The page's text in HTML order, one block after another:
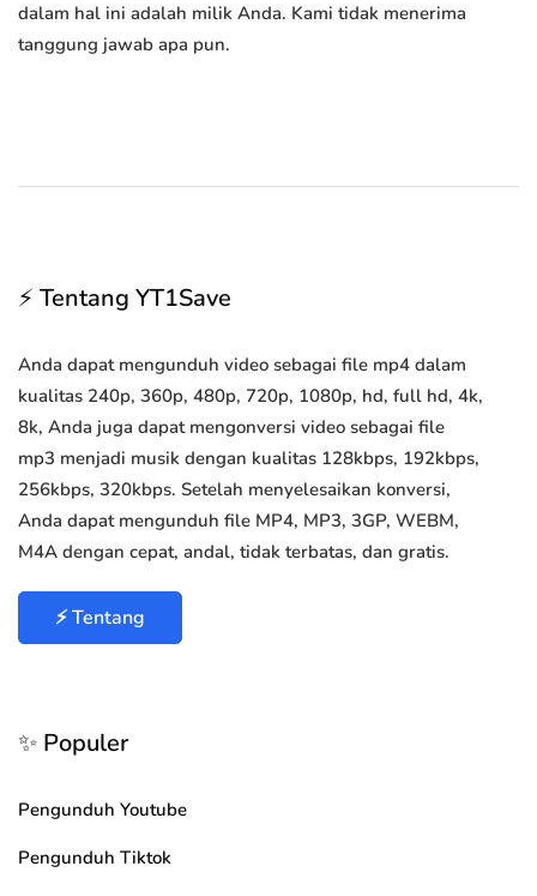
dalam hal ini adalah milik Anda. Kami tidak menerima
tanggung jawab apa pun.
⚡ Tentang YT1Save
Anda dapat mengunduh video sebagai file mp4 dalam
kualitas 240p, 360p, 480p, 720p, 1080p, hd, full hd, 4k,
8k, Anda juga dapat mengonversi video sebagai file
mp3 menjadi musik dengan kualitas 128kbps, 192kbps,
256kbps, 320kbps. Setelah menyelesaikan konversi,
Anda dapat mengunduh file MP4, MP3, 3GP, WEBM,
M4A dengan cepat, andal, tidak terbatas, dan gratis.
⚡ Tentang
✨ Populer
Pengunduh Youtube
Pengunduh Tiktok